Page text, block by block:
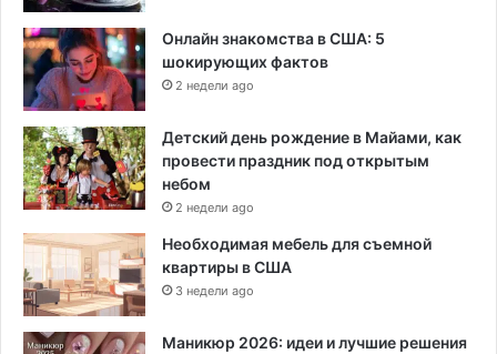
Онлайн знакомства в США: 5
шокирующих фактов
2 недели ago
Детский день рождение в Майами, как
провести праздник под открытым
небом
2 недели ago
Необходимая мебель для съемной
квартиры в США
3 недели ago
Маникюр 2026: идеи и лучшие решения